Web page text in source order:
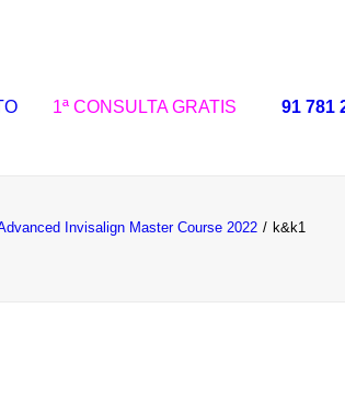
1ª CONSULTA GRATIS 91 781
Invisalign Master Course 2022 k&k1